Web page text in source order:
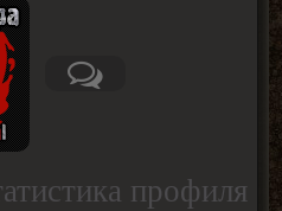
профиля